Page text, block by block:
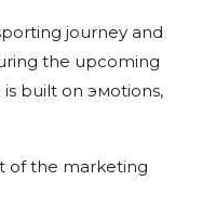
journey and
the upcoming
built on эмоtions,
of the marketing